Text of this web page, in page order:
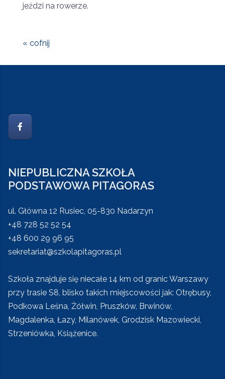
jeździ na rowerze.
« cofnij
NIEPUBLICZNA SZKOŁA
PODSTAWOWA PITAGORAS
ul. Główna 12 Rusiec, 05-830 Nadarzyn
+48 728 52 52 54
+48 600 29 96 95
sekretariat@szkolapitagoras.pl
Szkoła znajduje się niecałe 14 km od granic Warszawy
przy trasie S8, blisko takich miejscowości jak: Otrębusy,
Podkowa Leśna, Żółwin, Pruszków, Brwinów,
Magdalenka, Łazy, Milanówek, Grodzisk Mazowiecki,
Strzeniówka, Książenice.